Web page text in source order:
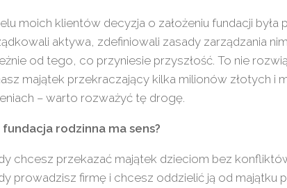
moich klientów decyzja o założeniu fundacji była
aktywa, zdefiniowali zasady zarządzania
od tego, co przyniesie przyszłość. To nie
majątek przekraczający kilka milionów złotych i
– warto rozważyć tę drogę.
fundacja rodzinna ma sens?
chcesz przekazać majątek dzieciom bez
prowadzisz firmę i chcesz oddzielić ją od majątku